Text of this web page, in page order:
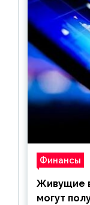
Финансы
Живущие
могут